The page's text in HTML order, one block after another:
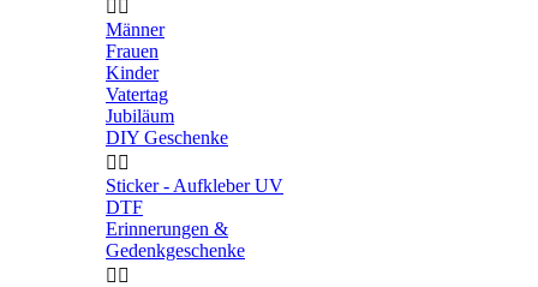
 
Männer
Frauen
Kinder
Vatertag
Jubiläum
DIY Geschenke
 
Sticker - Aufkleber UV
DTF
Erinnerungen &
Gedenkgeschenke
 